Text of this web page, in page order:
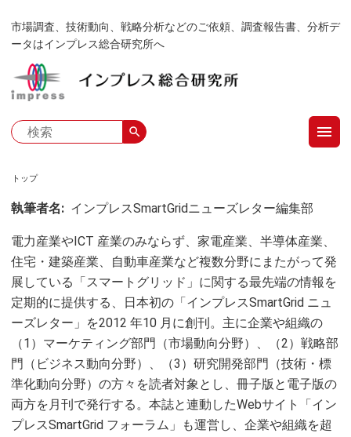
ン
ン
動
市場調査、技術動向、戦略分析などのご依頼、調査報告書、分析デ
ータはインプレス総合研究所へ
search menu
く
ず
トップ
執筆者名 インプレスSmartGridニューズレター編集部
電力産業やICT 産業のみならず、家電産業、半導体産業、
住宅・建築産業、自動車産業など複数分野にまたがって発
展している「スマートグリッド」に関する最先端の情報を
定期的に提供する、日本初の「インプレスSmartGrid ニュ
ーズレター」を2012 年10 月に創刊。主に企業や組織の
（1）マーケティング部門（市場動向分野）、（2）戦略部
門（ビジネス動向分野）、（3）研究開発部門（技術・標
準化動向分野）の方々を読者対象とし、冊子版と電子版の
両方を月刊で発行する。本誌と連動したWebサイト「イン
プレスSmartGrid フォーラム」も運営し、企業や組織を超